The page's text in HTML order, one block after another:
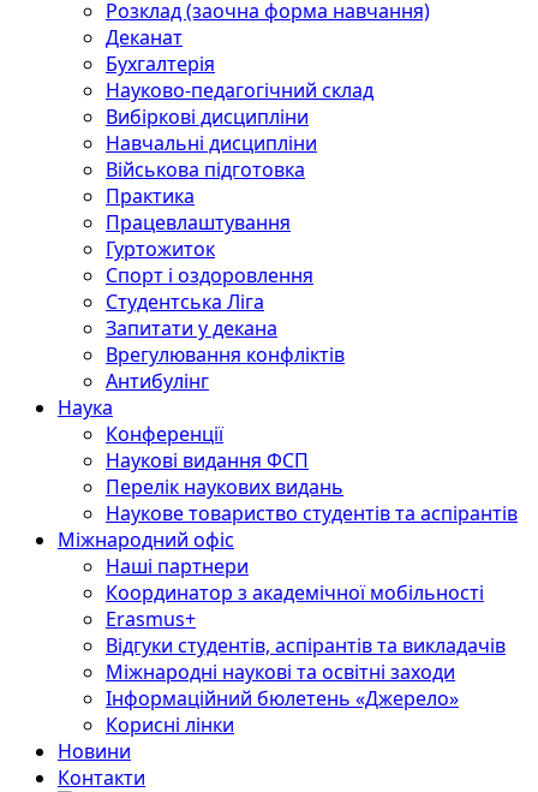
Розклад (заочна форма навчання)
Деканат
Бухгалтерія
Науково-педагогічний склад
Вибіркові дисципліни
Навчальні дисципліни
Військова підготовка
Практика
Працевлаштування
Гуртожиток
Спорт і оздоровлення
Студентська Ліга
Запитати у декана
Врегулювання конфліктів
Антибулінг
Наука
Конференції
Наукові видання ФСП
Перелік наукових видань
Наукове товариство студентів та аспірантів
Міжнародний офіс
Наші партнери
Координатор з академічної мобільності
Erasmus+
Відгуки студентів, аспірантів та викладачів
Міжнародні наукові та освітні заходи
Інформаційний бюлетень «Джерело»
Корисні лінки
Новини
Контакти